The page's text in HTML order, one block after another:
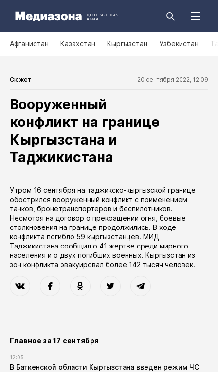
Афганистан Казахстан Кыргызстан Узбекистан
Сюжет 20 сентября 2022, 12:09
Вооруженный
конфликт на границе
Кыргызстана и
Таджикистана
Утром 16 сентября на таджикско-кыргызской границе
обострился вооруженный конфликт с применением
танков, бронетранспортеров и беспилотников.
Несмотря на договор о прекращении огня, боевые
столкновения на границе продолжились. В ходе
конфликта погибло 59 кыргызстанцев. МИД
Таджикистана сообщил о 41 жертве среди мирного
населения и о двух погибших военных. Кыргызстан из
зон конфликта эвакуировал более 142 тысяч человек.
Главное за 17 сентября
12:05
В Баткенской области Кыргызстана введен режим ЧС